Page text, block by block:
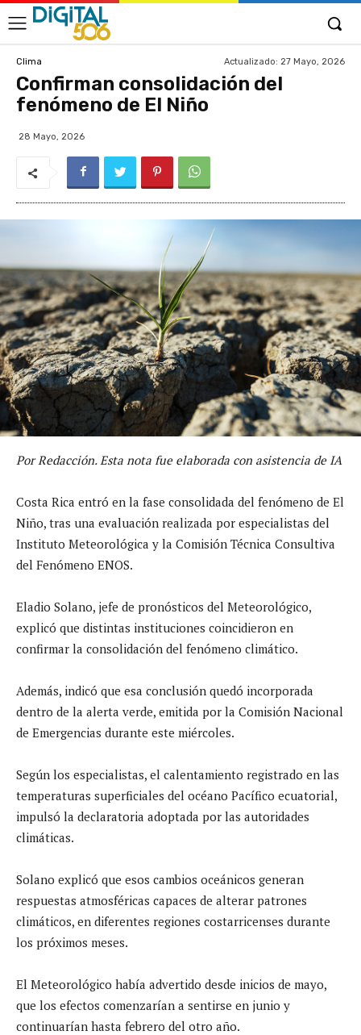
Clima Actualizado: 27 Mayo, 2026
Confirman consolidación del
fenómeno de El Niño
28 Mayo, 2026
Por Redacción. Esta nota fue elaborada con asistencia de IA
Costa Rica entró en la fase consolidada del fenómeno de El
Niño, tras una evaluación realizada por especialistas del
Instituto Meteorológica y la Comisión Técnica Consultiva
del Fenómeno ENOS.
Eladio Solano, jefe de pronósticos del Meteorológico,
explicó que distintas instituciones coincidieron en
confirmar la consolidación del fenómeno climático.
Además, indicó que esa conclusión quedó incorporada
dentro de la alerta verde, emitida por la Comisión Nacional
de Emergencias durante este miércoles.
Según los especialistas, el calentamiento registrado en las
temperaturas superficiales del océano Pacífico ecuatorial,
impulsó la declaratoria adoptada por las autoridades
climáticas.
Solano explicó que esos cambios oceánicos generan
respuestas atmosféricas capaces de alterar patrones
climáticos, en diferentes regiones costarricenses durante
los próximos meses.
El Meteorológico había advertido desde inicios de mayo,
que los efectos comenzarían a sentirse en junio y
continuarían hasta febrero del otro año.